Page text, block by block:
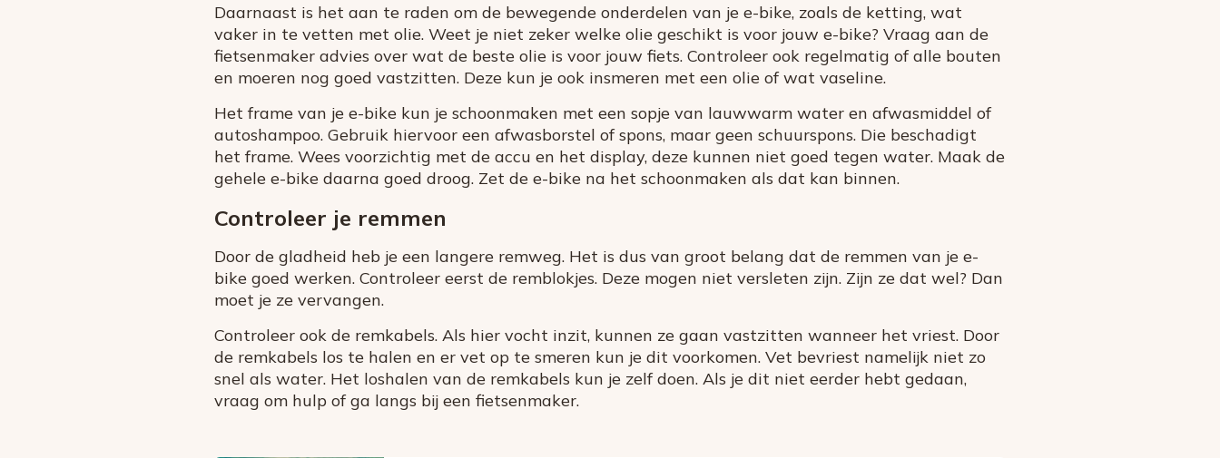
Daarnaast is het aan te raden om de bewegende onderdelen van je e-bike, zoals de ketting, wat
vaker in te vetten met olie. Weet je niet zeker welke olie geschikt is voor jouw e-bike? Vraag aan de
fietsenmaker advies over wat de beste olie is voor jouw fiets. Controleer ook regelmatig of alle bouten
en moeren nog goed vastzitten. Deze kun je ook insmeren met een olie of wat vaseline.
Het frame van je e-bike kun je schoonmaken met een sopje van lauwwarm water en afwasmiddel of
autoshampoo. Gebruik hiervoor een afwasborstel of spons, maar geen schuurspons. Die beschadigt
het frame. Wees voorzichtig met de accu en het display, deze kunnen niet goed tegen water. Maak de
gehele e-bike daarna goed droog. Zet de e-bike na het schoonmaken als dat kan binnen.
Controleer je remmen
Door de gladheid heb je een langere remweg. Het is dus van groot belang dat de remmen van je e-
bike goed werken. Controleer eerst de remblokjes. Deze mogen niet versleten zijn. Zijn ze dat wel? Dan
moet je ze vervangen.
Controleer ook de remkabels. Als hier vocht inzit, kunnen ze gaan vastzitten wanneer het vriest. Door
de remkabels los te halen en er vet op te smeren kun je dit voorkomen. Vet bevriest namelijk niet zo
snel als water. Het loshalen van de remkabels kun je zelf doen. Als je dit niet eerder hebt gedaan,
vraag om hulp of ga langs bij een fietsenmaker.